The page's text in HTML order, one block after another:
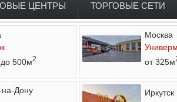
ЦЕНТРЫ ТОРГОВЫЕ СЕТИ
до 500м2
Москва
от 325м
на-Дону
Иркутск